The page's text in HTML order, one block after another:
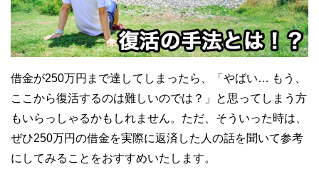
借金が250万円まで達してしまったら、「やばい… もう、
ここから復活するのは難しいのでは？」と思ってしまう方
もいらっしゃるかもしれません。ただ、そういった時は、
ぜひ250万円の借金を実際に返済した人の話を聞いて参考
にしてみることをおすすめいたします。